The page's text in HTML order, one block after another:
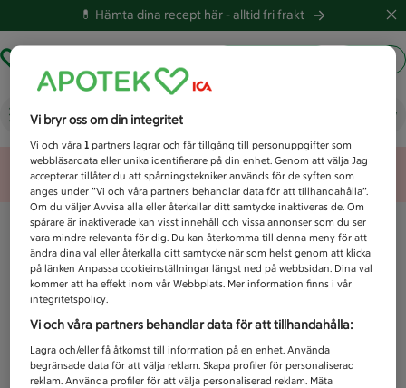
💊 Hämta dina recept här -alltid fri frakt
Vad letar du efter idag?
Unknown error
Vi bryr oss om din integritet
Vi och våra1 partners lagrar och får tillgång till personuppgifter som
webbläsardata eller unika identifierare på din enhet. Genom att välja Jag
accepterar tillåter du att spårningstekniker används för de syften som
anges under ”Vi och våra partners behandlar data för att tillhandahålla”.
Om du väljer Avvisa alla eller återkallar ditt samtycke inaktiveras de. Om
spårare är inaktiverade kan visst innehåll och vissa annonser som du ser
vara mindre relevanta för dig. Du kan återkomma till denna meny för att
ändra dina val eller återkalla ditt samtycke när som helst genom att klicka
på länken Anpassa cookieinställningar längst ned på webbsidan. Dina val
kommer att ha effekt inom vår Webbplats. Mer information finns i vår
integritetspolicy.
Vi och våra partners behandlar data för att tillhandahålla:
Lagra och/eller få åtkomst till information på en enhet. Använda
begränsade data för att välja reklam. Skapa profiler för personaliserad
reklam. Använda profiler för att välja personaliserad reklam. Mäta